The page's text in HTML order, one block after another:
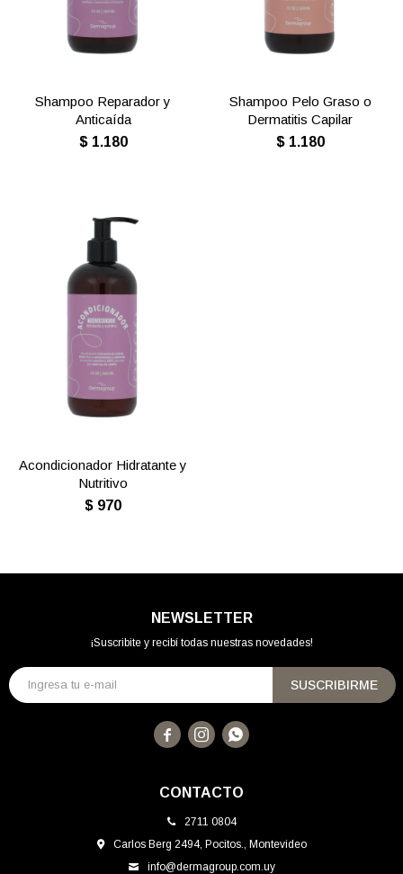
Shampoo Reparador y
Anticaída
$ 1.180
Shampoo Pelo Graso o
Dermatitis Capilar
$ 1.180
Acondicionador Hidratante y
Nutritivo
$ 970
CONTACTO
2711 0804
Carlos Berg 2494, Pocitos., Montevideo
info@dermagroup.com.uy
NEWSLETTER
¡Suscribite y recibí todas nuestras novedades!
SUSCRIBIRME
  